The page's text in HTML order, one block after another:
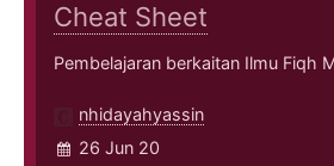
Cheat Sheet
Pembelajaran berkaitan Ilmu Fiqh
nhidayahyassin
26 Jun 20